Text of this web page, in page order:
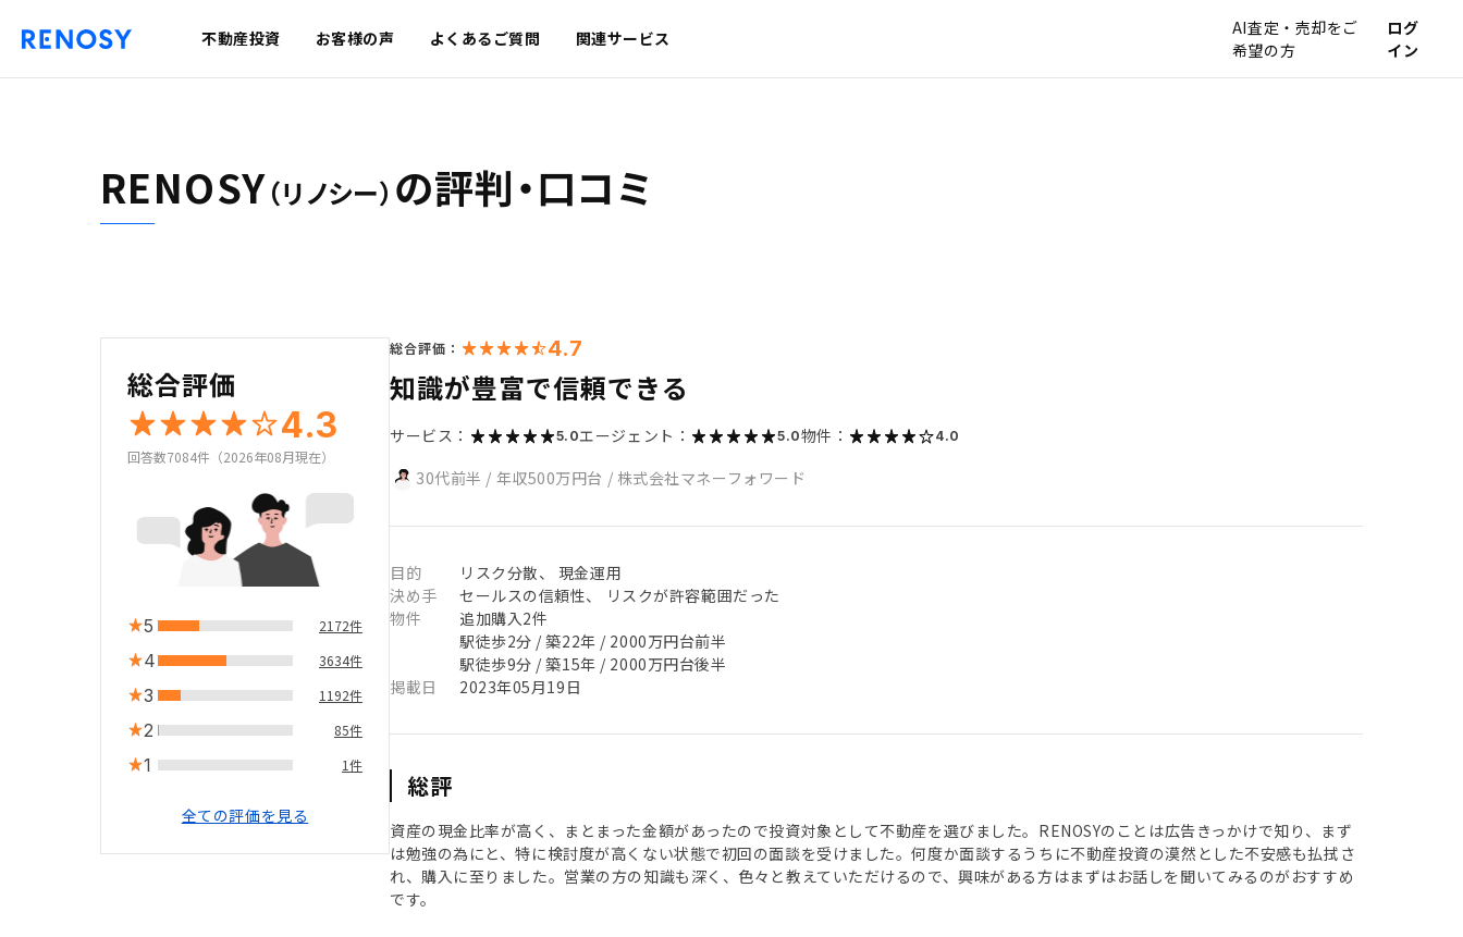
不動産投資 お客様の声 よくあるご質問 関連サービス
AI査定・売却をご
希望の方
ログ
イン
RENOSY（リノシー） の評判・口コミ
総合評価
4.3
回答数7084件（2026年08月現在）
5 2172件
4 3634件
3 1192件
2 85件
1 1件
全ての評価を見る
総合評価： 4.7
知識が豊富で信頼できる
サービス： 5.0エージェント： 5.0物件： 4.0
30代前半 / 年収500万円台 / 株式会社マネーフォワード
目的
リスク分散、 現金運用
決め手
セールスの信頼性、 リスクが許容範囲だった
物件
追加購入2件
駅徒歩2分 / 築22年 / 2000万円台前半
駅徒歩9分 / 築15年 / 2000万円台後半
掲載日
2023年05月19日
総評
資産の現金比率が高く、まとまった金額があったので投資対象として不動産を選びました。RENOSYのことは広告きっかけで知り、まず
は勉強の為にと、特に検討度が高くない状態で初回の面談を受けました。何度か面談するうちに不動産投資の漠然とした不安感も払拭さ
れ、購入に至りました。営業の方の知識も深く、色々と教えていただけるので、興味がある方はまずはお話しを聞いてみるのがおすすめ
です。